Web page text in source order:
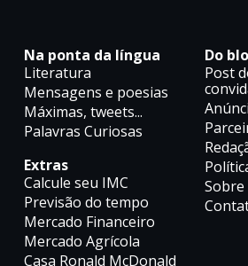
Na ponta da língua
Literatura
Mensagens e poesias
Máximas, tweets...
Palavras Curiosas
Extras
Calcule seu IMC
Previsão do tempo
Mercado Financeiro
Mercado Agrícola
Casa Ronald McDonald
Do
Post
Sobre